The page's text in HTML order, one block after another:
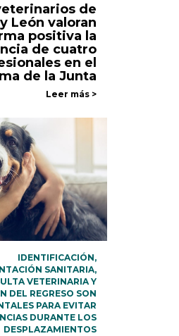
de
León valoran
positiva la
de cuatro
en el
de la Junta
Leer más >
IDENTIFICACIÓN,
SANITARIA,
VETERINARIA Y
DEL REGRESO SON
PARA EVITAR
DURANTE LOS
DESPLAZAMIENTOS